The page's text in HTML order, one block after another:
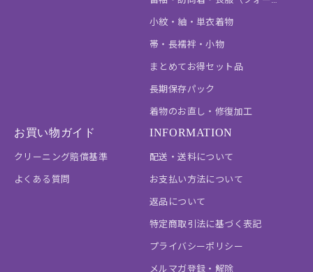
小紋・紬・単衣着物
帯・長襦袢・小物
まとめてお得セット品
長期保存パック
着物のお直し・修復加工
お買い物ガイド
クリーニング賠償基準
よくある質問
INFORMATION
配送・送料について
お支払い方法について
返品について
特定商取引法に基づく表記
プライバシーポリシー
メルマガ登録・解除